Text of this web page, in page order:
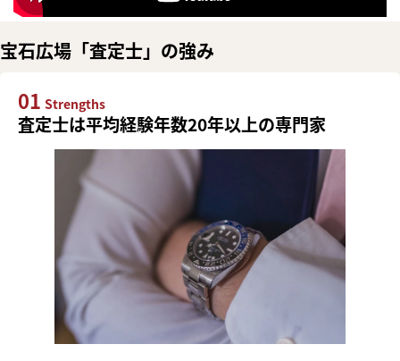
宝石広場「査定士」の強み
01 Strengths
査定士は平均経験年数20年以上の専門家